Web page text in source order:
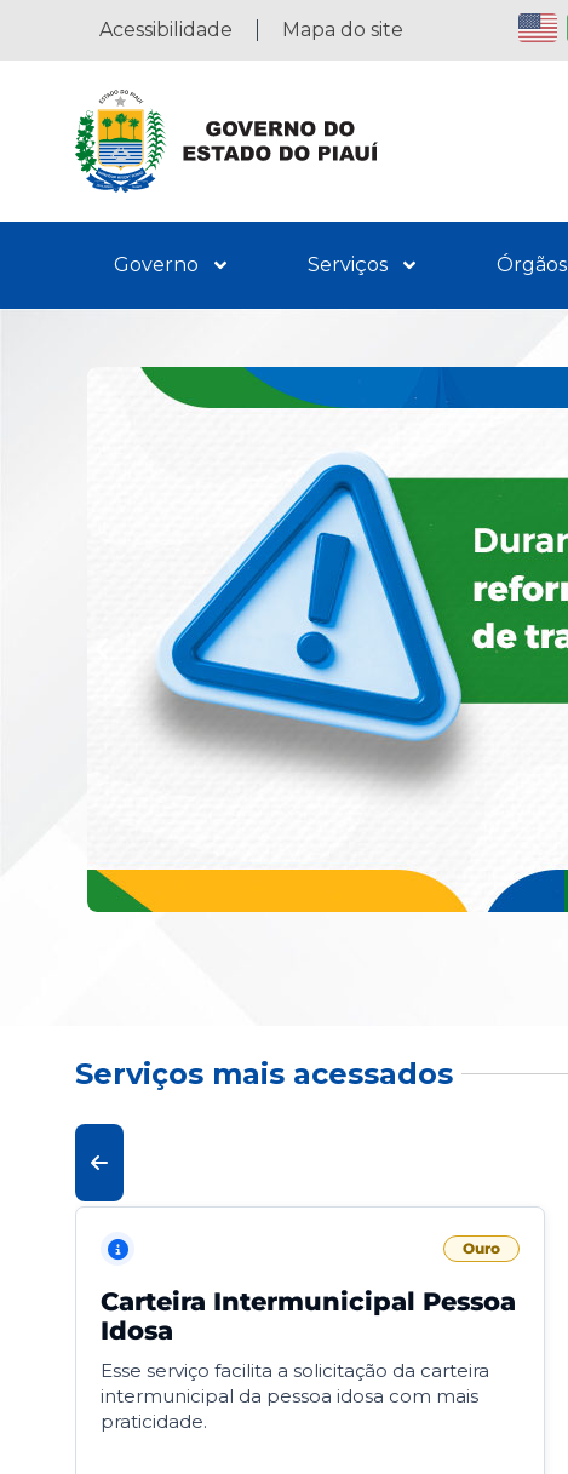
Acessibilidade Mapa do site
Governo Serviços Órgãos
Serviços mais acessados
Ouro
Carteira Intermunicipal Pessoa
Idosa
Esse serviço facilita a solicitação da carteira
intermunicipal da pessoa idosa com mais
praticidade.